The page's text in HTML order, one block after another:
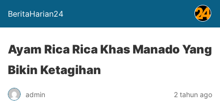
BeritaHarian24
Ayam Rica Rica Khas Manado Yang
Bikin Ketagihan
admin 2 tahun ago